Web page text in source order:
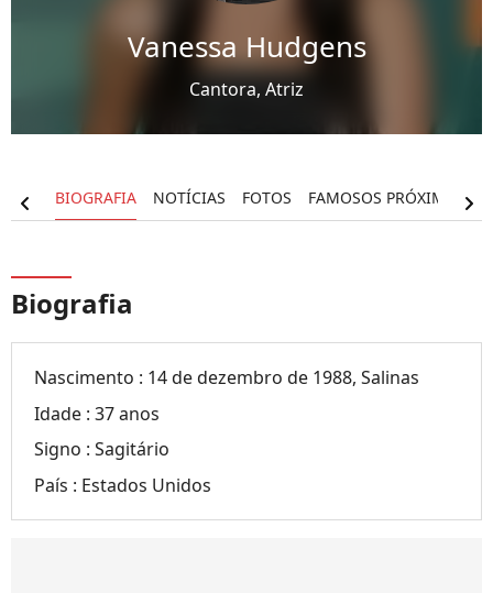
Vanessa Hudgens
Cantora, Atriz
BIOGRAFIA NOTÍCIAS FOTOS FAMOSOS PRÓXIMOS
chevron_left chevron_right
Biografia
Nascimento : 14 de dezembro de 1988, Salinas
Idade :37 anos
Signo :Sagitário
País : Estados Unidos